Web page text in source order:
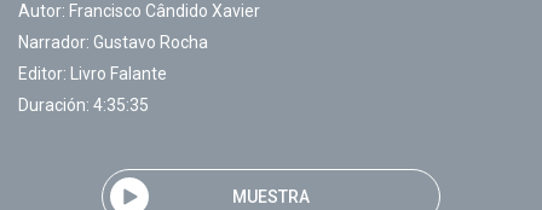
Autor: Francisco Cândido Xavier
Narrador: Gustavo Rocha
Editor:
Livro Falante
Duración: 4:35:35
MUESTRA